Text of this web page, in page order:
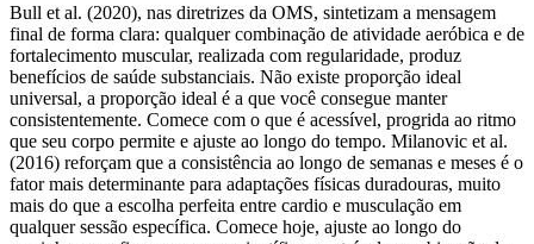
Bull et al. (2020), nas diretrizes da OMS, sintetizam a mensagem
final de forma clara: qualquer combinação de atividade aeróbica e de
fortalecimento muscular, realizada com regularidade, produz
benefícios de saúde substanciais. Não existe proporção ideal
universal, a proporção ideal é a que você consegue manter
consistentemente. Comece com o que é acessível, progrida ao ritmo
que seu corpo permite e ajuste ao longo do tempo. Milanovic et al.
(2016) reforçam que a consistência ao longo de semanas e meses é o
fator mais determinante para adaptações físicas duradouras, muito
mais do que a escolha perfeita entre cardio e musculação em
qualquer sessão específica. Comece hoje, ajuste ao longo do